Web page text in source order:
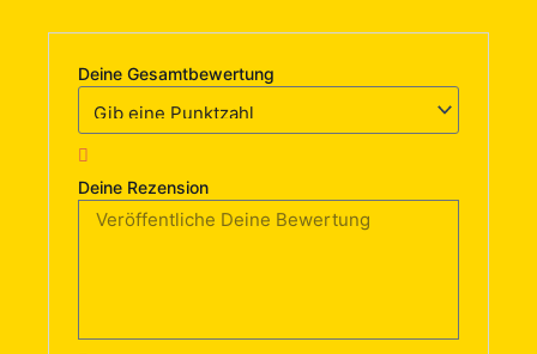
Deine Gesamtbewertung
Deine Rezension